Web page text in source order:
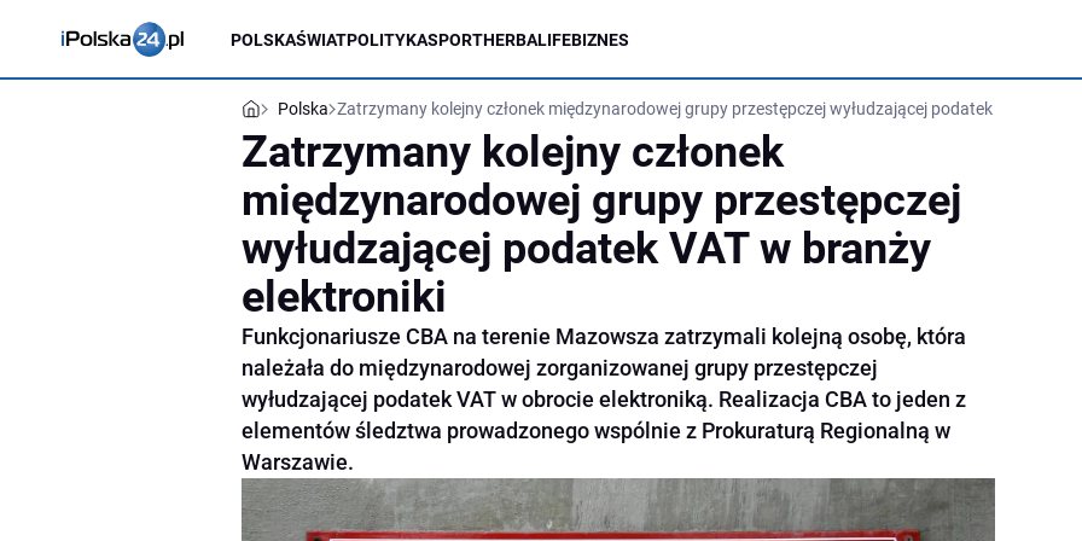
POLSKAŚWIATPOLITYKASPORTHERBALIFEBIZNES
Polska Zatrzymany kolejny członek międzynarodowej grupy przestępczej wyłudzającej podatek VAT w
Zatrzymany kolejny członek
międzynarodowej grupy przestępczej
wyłudzającej podatek VAT w branży
elektroniki
Funkcjonariusze CBA na terenie Mazowsza zatrzymali kolejną osobę, która
należała do międzynarodowej zorganizowanej grupy przestępczej
wyłudzającej podatek VAT w obrocie elektroniką. Realizacja CBA to jeden z
elementów śledztwa prowadzonego wspólnie z Prokuraturą Regionalną w
Warszawie.